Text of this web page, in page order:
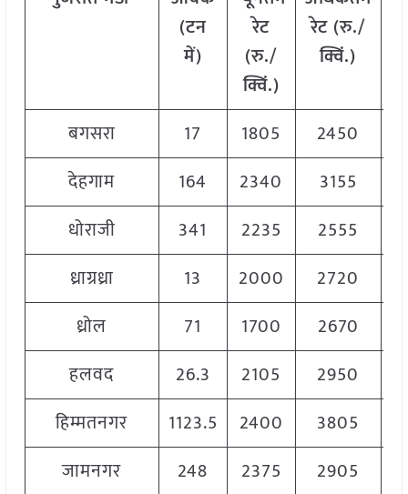
(टन
में)
रेट
(रु./
क्विं.)
रेट (रु./
क्विं.)
बगसरा
17 1805 2450
देहगाम
164 2340 3155
धोराजी
341 2235 2555
ध्राग्रध्रा
13 2000 2720
ध्रोल
71 1700 2670
हलवद
26.3 2105 2950
हिम्मतनगर
1123.5 2400 3805
जामनगर
248 2375 2905